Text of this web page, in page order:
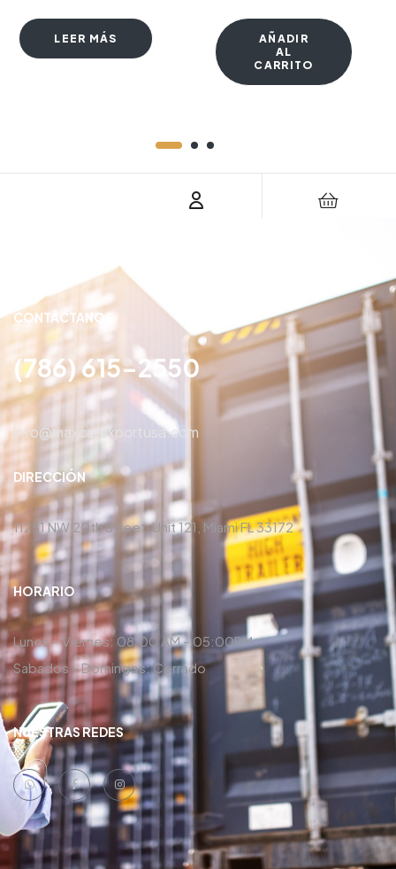
LEER MÁS
AÑADIR
AL
CARRITO
CONTÁCTANOS
(786) 615-2550
info@maxcarexportusa.com
DIRECCIÓN
11251 NW 20th Street, Unit 121, Miami FL 33172
HORARIO
Lunes – Viernes: 08:00 AM – 05:00PM
Sabados – Domingos: Cerrado
NUESTRAS REDES